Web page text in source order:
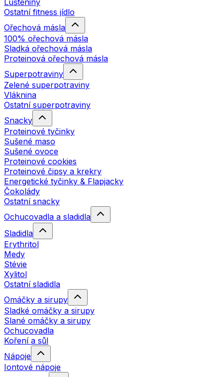
Luštěniny
Ostatní fitness jídlo
Ořechová másla
100% ořechová másla
Sladká ořechová másla
Proteinová ořechová másla
Superpotraviny
Zelené superpotraviny
Vláknina
Ostatní superpotraviny
Snacky
Proteinové tyčinky
Sušené maso
Sušené ovoce
Proteinové cookies
Proteinové čipsy a krekry
Energetické tyčinky & Flapjacky
Čokolády
Ostatní snacky
Ochucovadla a sladidla
Sladidla
Erythritol
Medy
Stévie
Xylitol
Ostatní sladidla
Omáčky a sirupy
Sladké omáčky a sirupy
Slané omáčky a sirupy
Ochucovadla
Koření a sůl
Nápoje
Iontové nápoje